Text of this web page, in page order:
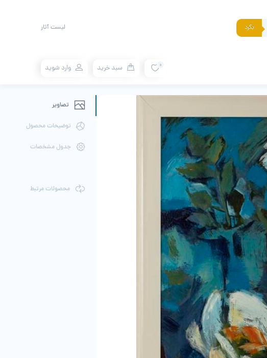
بگرد لیست آثار
0 سبد خرید وارد شوید
تصاویر
توضیحات محصول
جدول مشخصات
محصولات مرتبط